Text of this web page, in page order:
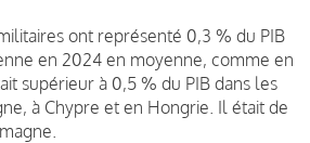
ont représenté 0,3 % du PIB
en 2024 en moyenne, comme en
supérieur à 0,5 % du PIB dans les
à Chypre et en Hongrie. Il était de